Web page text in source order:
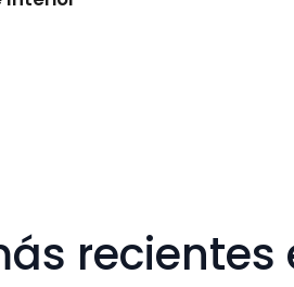
recientes